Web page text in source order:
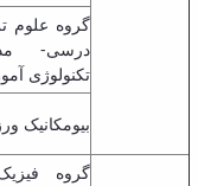
گروه علوم
درسی-
تکنولوژی
بیومکانیک
گروه